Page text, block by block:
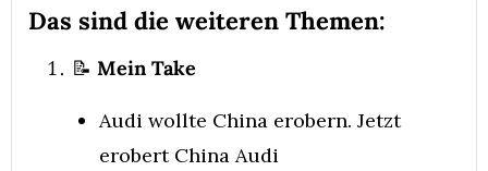
Das sind die weiteren Themen:
📝 Mein Take
Audi wollte China erobern. Jetzt
erobert China Audi